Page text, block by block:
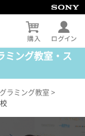
ミング教室・ス
ラミング教室 >